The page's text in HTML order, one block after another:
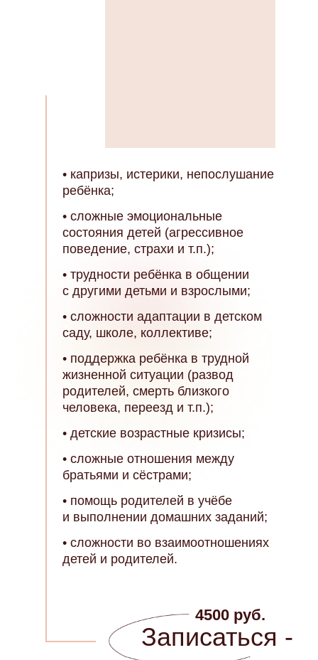
• сложности во взаимоотношениях
детей и родителей.
Записаться -
4500 руб.
• капризы, истерики, непослушание
ребёнка;
• сложные эмоциональные
состояния детей (агрессивное
поведение, страхи и т.п.);
• сложности адаптации в детском
саду, школе, коллективе;
• поддержка ребёнка в трудной
жизненной ситуации (развод
родителей, смерть близкого
человека, переезд и т.п.);
• детские возрастные кризисы;
• помощь родителей в учёбе
и выполнении домашних заданий;
• трудности ребёнка в общении
с другими детьми и взрослыми;
• сложные отношения между
братьями и сёстрами;